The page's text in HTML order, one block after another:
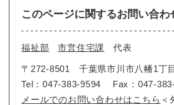
このページに関するお問い合わ
福祉部 市営住宅課 代表
〒272-8501
千葉県市川市八幡1丁
Tel：047-383-9594
Fax：047-
メールでのお問い合わせはこちら ＜